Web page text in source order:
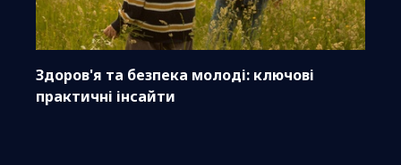
Здоров'я та безпека молоді: ключові
практичні інсайти